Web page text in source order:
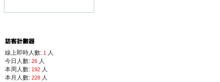
線上即時人數: 1 人
今日人數: 26 人
本周人數: 192 人
本月人數: 228 人